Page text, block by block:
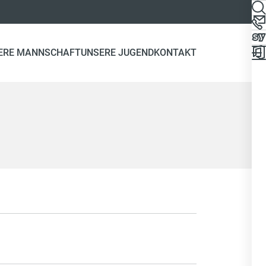
MANNSCHAFTUNSERE JUGENDKONTAKT